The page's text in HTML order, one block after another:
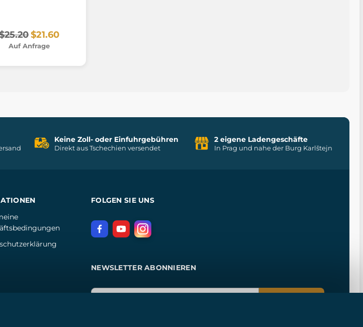
$21.60
Auf Anfrage
Keine Zoll- oder Einfuhrgebühren
Direkt aus Tschechien versendet
2 eigene Ladengeschäfte
In Prag und nahe der Burg Karlštejn
FOLGEN SIE UNS
NEWSLETTER ABONNIEREN